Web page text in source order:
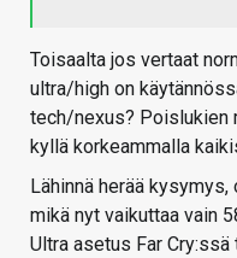
Toisaalta jos vertaat
ultra/high on
tech/nexus? Poislukien
kyllä korkeammalla
Lähinnä herää
mikä nyt vaikuttaa vain
Ultra asetus Far